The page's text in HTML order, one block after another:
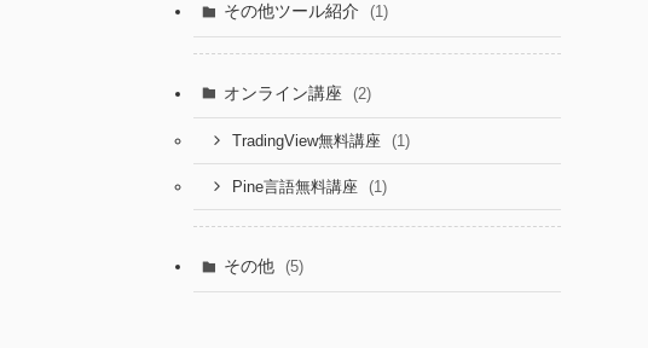
その他ツール紹介 (1)
オンライン講座 (2)
TradingView無料講座 (1)
Pine言語無料講座 (1)
その他 (5)